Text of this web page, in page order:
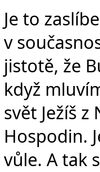
Je to
v
jistotě, že
když
svět Ježíš
Hospodin.
vůle. A tak